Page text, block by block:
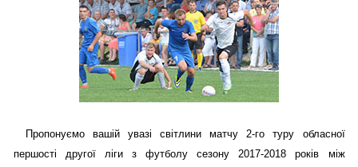
Пропонуємо вашій увазі світлини матчу 2-го туру обласної
першості другої ліги з футболу сезону 2017-2018 років між